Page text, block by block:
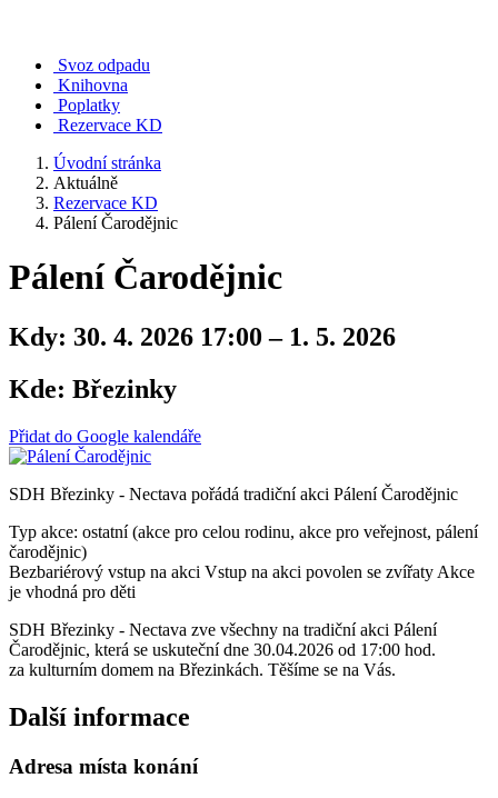
Svoz odpadu
Knihovna
Poplatky
Rezervace KD
Úvodní stránka
Aktuálně
Rezervace KD
Pálení Čarodějnic
Pálení Čarodějnic
Kdy: 30. 4. 2026 17:00 – 1. 5. 2026
Kde: Březinky
Přidat do Google kalendáře
SDH Březinky - Nectava pořádá tradiční akci Pálení Čarodějnic
Typ akce: ostatní (akce pro celou rodinu, akce pro veřejnost, pálení
čarodějnic)
Bezbariérový vstup na akci Vstup na akci povolen se zvířaty Akce
je vhodná pro děti
SDH Březinky - Nectava zve všechny na tradiční akci Pálení
Čarodějnic, která se uskuteční dne 30.04.2026 od 17:00 hod.
za kulturním domem na Březinkách. Těšíme se na Vás.
Další informace
Adresa místa konání